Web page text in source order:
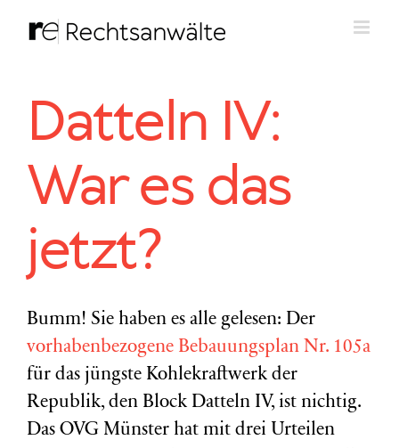
Inhalt
Datteln IV:
War es das
jetzt?
Bumm! Sie haben es alle gelesen: Der
vorhabenbezogene Bebauungsplan Nr. 105a
für das jüngste Kohlekraftwerk der
Republik, den Block Datteln IV, ist nichtig.
Das OVG Münster hat mit drei Urteilen